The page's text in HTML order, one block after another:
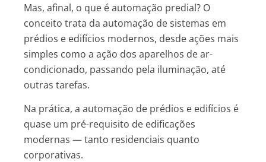
Mas, afinal, o que é automação predial? O
conceito trata da automação de sistemas em
prédios e edifícios modernos, desde ações mais
simples como a ação dos aparelhos de ar-
condicionado, passando pela iluminação, até
outras tarefas.
Na prática, a automação de prédios e edifícios é
quase um pré-requisito de edificações
modernas — tanto residenciais quanto
corporativas.